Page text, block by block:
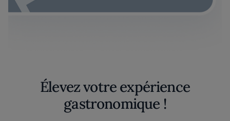
Élevez votre expérience
gastronomique !